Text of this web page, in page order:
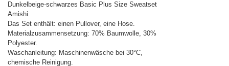
Dunkelbeige-schwarzes Basic Plus Size Sweatset
Amishi.
Das Set enthält: einen Pullover, eine Hose.
Materialzusammensetzung: 70% Baumwolle, 30%
Polyester.
Waschanleitung: Maschinenwäsche bei 30°C,
chemische Reinigung.